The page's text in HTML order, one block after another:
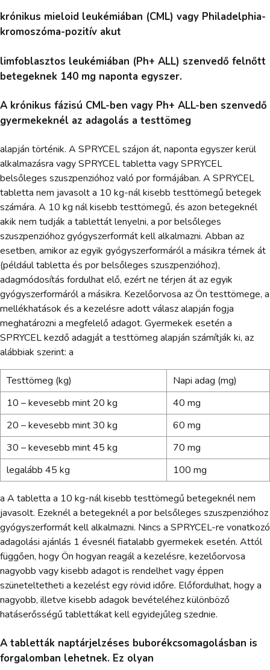
krónikus mieloid leukémiában (CML) vagy Philadelphia-
kromoszóma-pozitív akut
limfoblasztos leukémiában (Ph+ ALL) szenvedő felnőtt
betegeknek 140 mg naponta egyszer.
A krónikus fázisú CML-ben vagy Ph+ ALL-ben szenvedő
gyermekeknél az adagolás a testtömeg
alapján történik. A SPRYCEL szájon át, naponta egyszer kerül
alkalmazásra vagy SPRYCEL tabletta vagy SPRYCEL
belsőleges szuszpenzióhoz való por formájában. A SPRYCEL
tabletta nem javasolt a 10 kg-nál kisebb testtömegű betegek
számára. A 10 kg nál kisebb testtömegű, és azon betegeknél
akik nem tudják a tablettát lenyelni, a por belsőleges
szuszpenzióhoz gyógyszerformát kell alkalmazni. Abban az
esetben, amikor az egyik gyógyszerformáról a másikra térnek át
(például tabletta és por belsőleges szuszpenzióhoz),
adagmódosítás fordulhat elő, ezért ne térjen át az egyik
gyógyszerformáról a másikra. Kezelőorvosa az Ön testtömege, a
mellékhatások és a kezelésre adott válasz alapján fogja
meghatározni a megfelelő adagot. Gyermekek esetén a
SPRYCEL kezdő adagját a testtömeg alapján számítják ki, az
alábbiak szerint: a
Testtömeg (kg)
Napi adag (mg)
10 – kevesebb mint 20 kg
40 mg
20 – kevesebb mint 30 kg
60 mg
30 – kevesebb mint 45 kg
70 mg
legalább 45 kg
100 mg
a A tabletta a 10 kg-nál kisebb testtömegű betegeknél nem
javasolt. Ezeknél a betegeknél a por belsőleges szuszpenzióhoz
gyógyszerformát kell alkalmazni. Nincs a SPRYCEL-re vonatkozó
adagolási ajánlás 1 évesnél fiatalabb gyermekek esetén. Attól
függően, hogy Ön hogyan reagál a kezelésre, kezelőorvosa
nagyobb vagy kisebb adagot is rendelhet vagy éppen
szüneteltetheti a kezelést egy rövid időre. Előfordulhat, hogy a
nagyobb, illetve kisebb adagok bevételéhez különböző
hatáserősségű tablettákat kell egyidejűleg szednie.
A tabletták naptárjelzéses buborékcsomagolásban is
forgalomban lehetnek. Ez olyan